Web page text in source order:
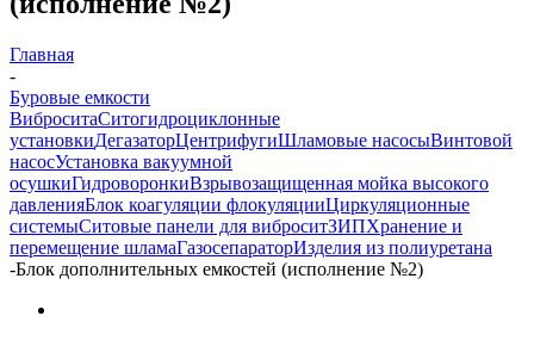
Главная
-
Буровые емкости
ВиброситаСитогидроциклонные
установкиДегазаторЦентрифугиШламовые насосыВинтовой
насосУстановка вакуумной
осушкиГидроворонкиВзрывозащищенная мойка высокого
давленияБлок коагуляции флокуляцииЦиркуляционные
системыСитовые панели для виброситЗИПХранение и
перемещение шламаГазосепараторИзделия из полиуретана
-Блок дополнительных емкостей (исполнение №2)